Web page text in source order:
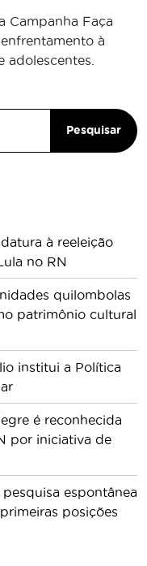
Campanha Faça
à
adolescentes.
à reeleição
no RN
quilombolas
patrimônio cultural
institui a Política
é reconhecida
por iniciativa de
espontânea
posições